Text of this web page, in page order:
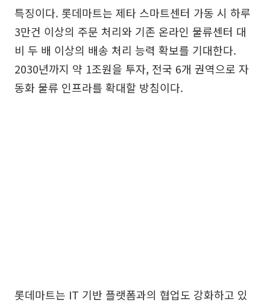
특징이다. 롯데마트는 제타 스마트센터 가동 시 하루
3만건 이상의 주문 처리와 기존 온라인 물류센터 대
비 두 배 이상의 배송 처리 능력 확보를 기대한다.
2030년까지 약 1조원을 투자, 전국 6개 권역으로 자
동화 물류 인프라를 확대할 방침이다.
롯데마트는 IT 기반 플랫폼과의 협업도 강화하고 있